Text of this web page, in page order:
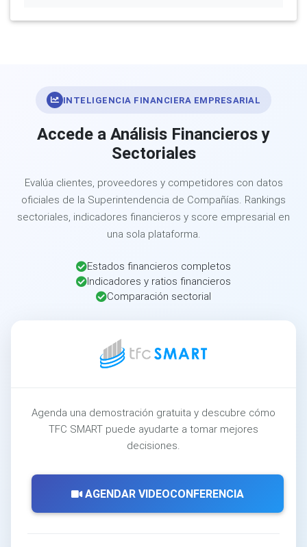
INTELIGENCIA FINANCIERA EMPRESARIAL
Accede a Análisis Financieros y
Sectoriales
Evalúa clientes, proveedores y competidores con datos
oficiales de la Superintendencia de Compañías. Rankings
sectoriales, indicadores financieros y score empresarial en
una sola plataforma.
Estados financieros completos
Indicadores y ratios financieros
Comparación sectorial
Agenda una demostración gratuita y descubre cómo
TFC SMART puede ayudarte a tomar mejores
decisiones.
AGENDAR VIDEOCONFERENCIA